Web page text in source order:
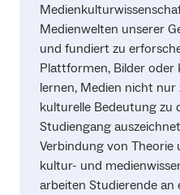
Medienwelten unserer
und fundiert zu
Plattformen, Bilder oder
lernen, Medien nicht
kulturelle Bedeutung zu
Studiengang
Verbindung von Theorie
kultur- und
arbeiten Studierende an